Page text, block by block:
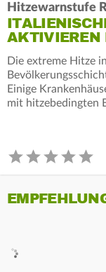
Hitzewarnstufe
AKTIVIEREN
Die extreme Hitze
Einige
mit hitzebedingten